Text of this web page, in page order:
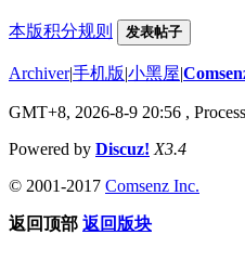
本版积分规则 发表帖子
Archiver|手机版|小黑屋|
GMT+8, 2026-8-9 20:56 ,
Powered by Discuz! X3.4
© 2001-2017 Comsenz Inc.
返回顶部 返回版块